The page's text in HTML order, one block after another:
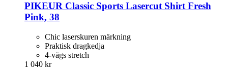
PIKEUR Classic Sports Lasercut Shirt Fresh
Pink, 38
Chic laserskuren märkning
Praktisk dragkedja
4-vägs stretch
1 040 kr